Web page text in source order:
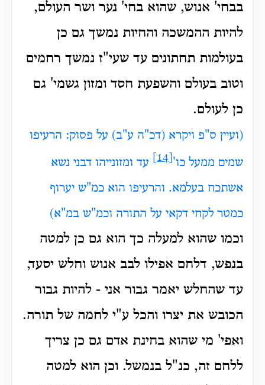
בבחי' אנוש, שהוא בחי' נער ושר העולם,
להיות ההמשכה והחיות נמשך גם כן
בעולמות תחתונים עד שעי"ז נמשך רחמים
וטוב בעולם והשפעת חסד ומזון גשמי' גם
כן לעולם.
(ועיין ס"פ ויקרא (דכ"ה ע"ב) על פסוק: הרעיפו
שמים ממעל כו' עד ומזונייהו דבני נשא
אשתכח בעלמא. והרעיפו הוא כמ"ש יערוף
כמטר לקחי דקאי על התורה וכמ"ש במ"א)
וכמו שהוא למעלה כך הוא גם כן למטה
בנפש, דלחם אפילו לבב אנוש וחלש יסעד,
עד שהחלש יאמר גבור אני - להיות גבור
הכובש את יצרו והכל ע"י לחמה של תורה.
ואפי' מי שהוא בחינת אדם גם כן צריך
ללחם זה, כנ"ל בנמשל. וכן הוא למטה